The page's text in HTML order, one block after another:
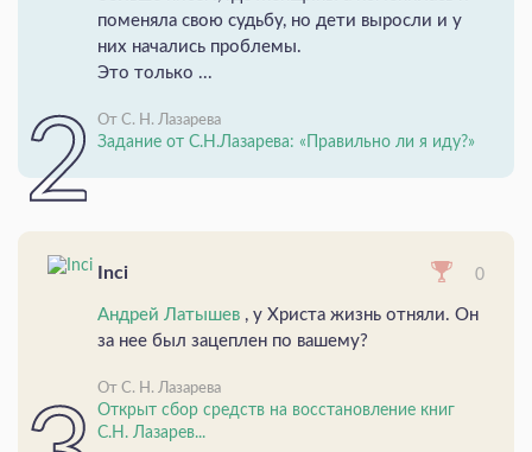
поменяла свою судьбу, но дети выросли и у
них начались проблемы.
Это только ...
От С. Н. Лазарева
Задание от С.Н.Лазарева: «Правильно ли я иду?»
Inci 0
Андрей Латышев , у Христа жизнь отняли. Он
за нее был зацеплен по вашему?
От С. Н. Лазарева
Открыт сбор средств на восстановление книг
С.Н. Лазарев...